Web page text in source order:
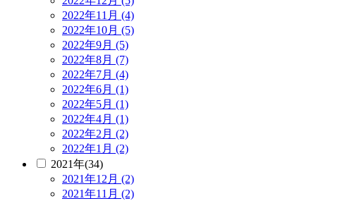
2022年11月 (4)
2022年10月 (5)
2022年9月 (5)
2022年8月 (7)
2022年7月 (4)
2022年6月 (1)
2022年5月 (1)
2022年4月 (1)
2022年2月 (2)
2022年1月 (2)
2021年(34)
2021年12月 (2)
2021年11月 (2)